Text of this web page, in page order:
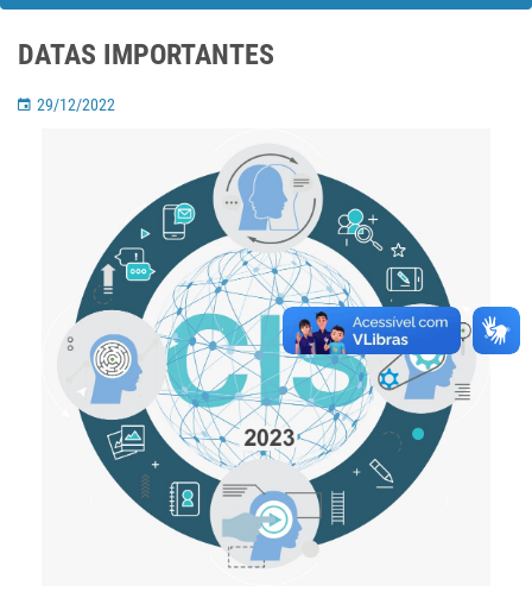
DATAS IMPORTANTES
29/12/2022